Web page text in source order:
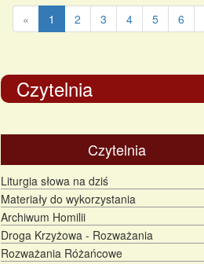
« 1 2 3 4 5 6
Czytelnia
Czytelnia
Liturgia słowa na dziś
Materiały do wykorzystania
Archiwum Homilii
Droga Krzyżowa - Rozważania
Rozważania Różańcowe